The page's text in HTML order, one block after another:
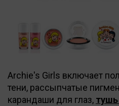
Archie's Girls включает
тени, рассыпчатые
карандаши для глаз,